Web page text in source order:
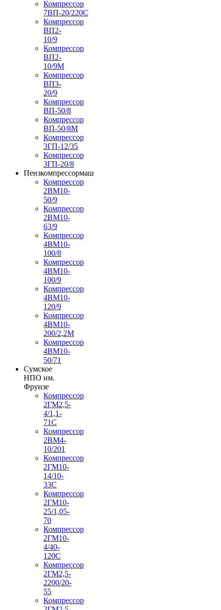
Компрессор
7ВП-20/220С
Компрессор
ВП2-
10/9
Компрессор
ВП2-
10/9М
Компрессор
ВП3-
20/9
Компрессор
ВП-50/8
Компрессор
ВП-50/8М
Компрессор
3ГП-12/35
Компрессор
3ГП-20/8
Пензкомпрессормаш
Компрессор
2ВМ10-
50/9
Компрессор
2ВМ10-
63/9
Компрессор
4ВМ10-
100/8
Компрессор
4ВМ10-
100/9
Компрессор
4ВМ10-
120/9
Компрессор
4ВМ10-
200/2,2М
Компрессор
4ВМ10-
50/71
Сумское
НПО им.
Фрунзе
Компрессор
2ГМ2,5-
4/1,1-
71С
Компрессор
2ВМ4-
10/201
Компрессор
2ГМ10-
14/10-
33С
Компрессор
2ГМ10-
25/1,05-
70
Компрессор
2ГМ10-
4/40-
120С
Компрессор
2ГМ2,5-
2200/20-
55
Компрессор